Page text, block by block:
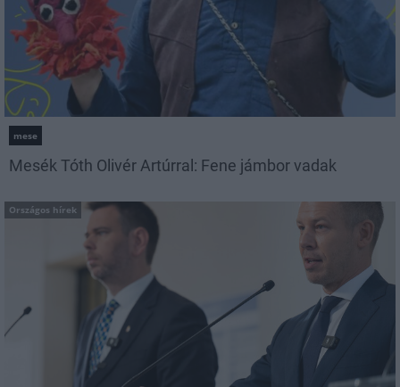
mese
Mesék Tóth Olivér Artúrral: Fene jámbor vadak
Országos hírek